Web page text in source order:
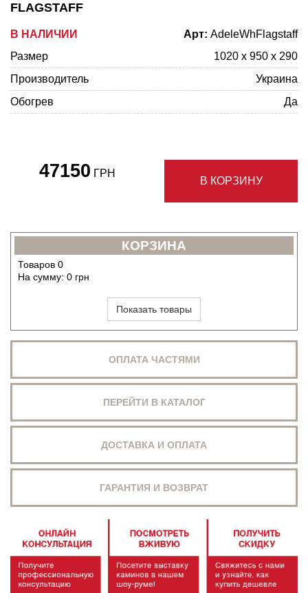
FLAGSTAFF
Арт: AdeleWhFlagstaff
В НАЛИЧИИ
Размер
1020 x 950 x 290
Производитель
Украина
Обогрев
Да
47150 ГРН
В КОРЗИНУ
КОРЗИНА
Товаров 0
На сумму: 0 грн
Показать товары
ОПЛАТА ЧАСТЯМИ
ПЕРЕЙТИ В КАТАЛОГ
ДОСТАВКА И ОПЛАТА
ГАРАНТИЯ И ВОЗВРАТ